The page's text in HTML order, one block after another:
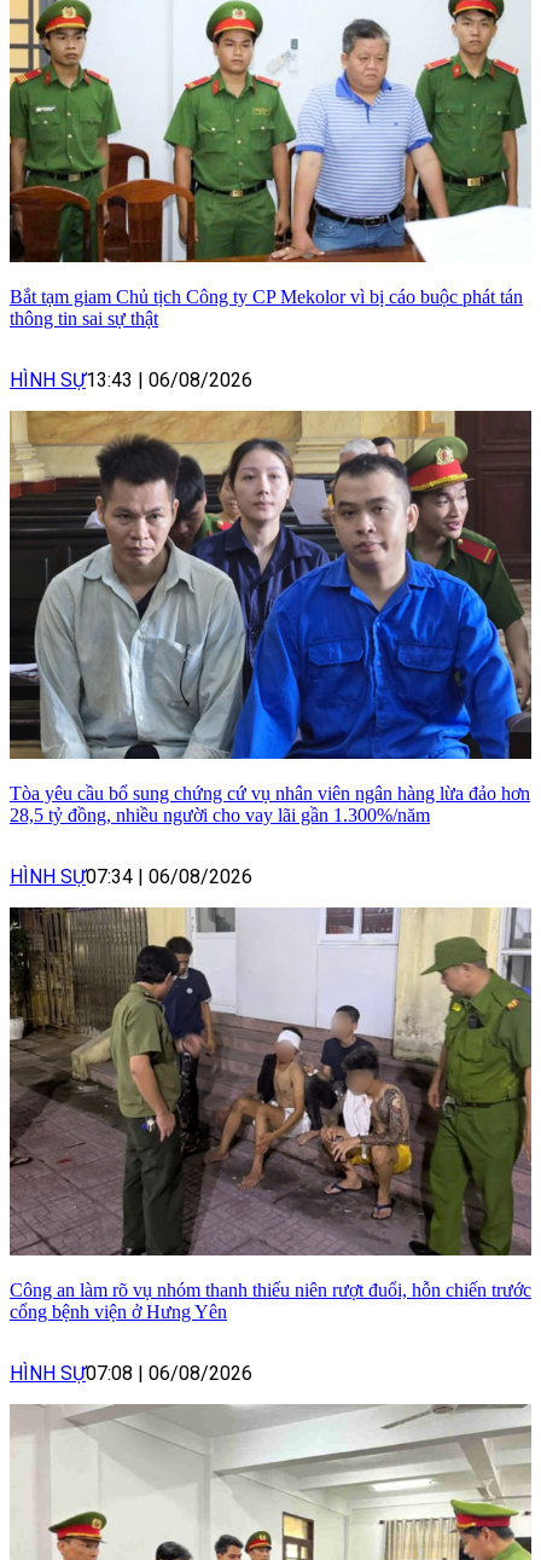
Bắt tạm giam Chủ tịch Công ty CP Mekolor vì bị cáo buộc phát tán
thông tin sai sự thật
HÌNH SỰ13:43 06/08/2026
Tòa yêu cầu bổ sung chứng cứ vụ nhân viên ngân hàng lừa đảo hơn
28,5 tỷ đồng, nhiều người cho vay lãi gần 1.300%/năm
HÌNH SỰ07:34 06/08/2026
Công an làm rõ vụ nhóm thanh thiếu niên rượt đuổi, hỗn chiến trước
cổng bệnh viện ở Hưng Yên
HÌNH SỰ07:08 06/08/2026